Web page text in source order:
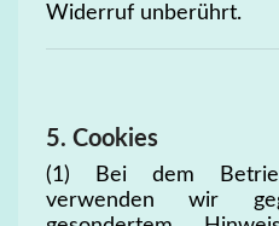
Widerruf unberührt.
5. Cookies
(1) Bei dem
verwenden wir